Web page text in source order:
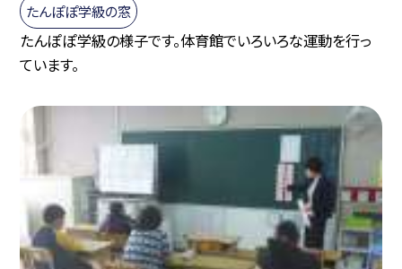
たんぽぽ学級の窓
たんぽぽ学級の様子です。体育館でいろいろな運動を行っ
ています。